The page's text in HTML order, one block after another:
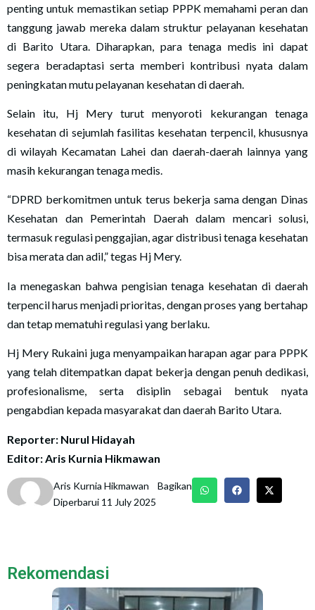
penting untuk memastikan setiap PPPK memahami peran dan
tanggung jawab mereka dalam struktur pelayanan kesehatan
di Barito Utara. Diharapkan, para tenaga medis ini dapat
segera beradaptasi serta memberi kontribusi nyata dalam
peningkatan mutu pelayanan kesehatan di daerah.
Selain itu, Hj Mery turut menyoroti kekurangan tenaga
kesehatan di sejumlah fasilitas kesehatan terpencil, khususnya
di wilayah Kecamatan Lahei dan daerah-daerah lainnya yang
masih kekurangan tenaga medis.
“DPRD berkomitmen untuk terus bekerja sama dengan Dinas
Kesehatan dan Pemerintah Daerah dalam mencari solusi,
termasuk regulasi penggajian, agar distribusi tenaga kesehatan
bisa merata dan adil,” tegas Hj Mery.
Ia menegaskan bahwa pengisian tenaga kesehatan di daerah
terpencil harus menjadi prioritas, dengan proses yang bertahap
dan tetap mematuhi regulasi yang berlaku.
Hj Mery Rukaini juga menyampaikan harapan agar para PPPK
yang telah ditempatkan dapat bekerja dengan penuh dedikasi,
profesionalisme, serta disiplin sebagai bentuk nyata
pengabdian kepada masyarakat dan daerah Barito Utara.
Reporter: Nurul Hidayah
Editor: Aris Kurnia Hikmawan
Aris Kurnia Hikmawan
Diperbarui 11 July 2025
Bagikan
Rekomendasi